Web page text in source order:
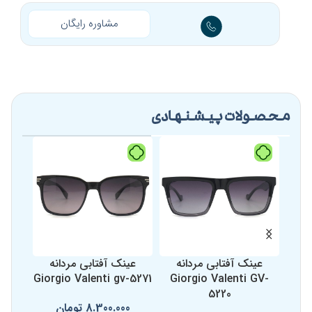
مشاوره رایگان
محصولات پیشنهادی
عینک آفتابی مردانه
Giorgio Valenti GV-
5220
عینک آفتابی مردانه
Giorgio Valenti gv-5271
8.300.000 تومان